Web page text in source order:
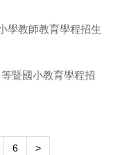
學教師教育學程招生
暨國小教育學程招
6 >